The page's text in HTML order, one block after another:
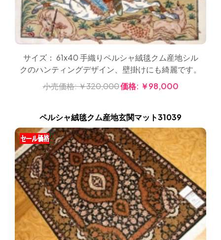
サイズ： 61x40 手織りペルシャ絨毯クム産地シル
クのハンティングデザイン、壁掛けにも綺麗です。
小売価格:￥320,000価格: ￥98,000
ペルシャ絨毯クム産地玄関マット31039